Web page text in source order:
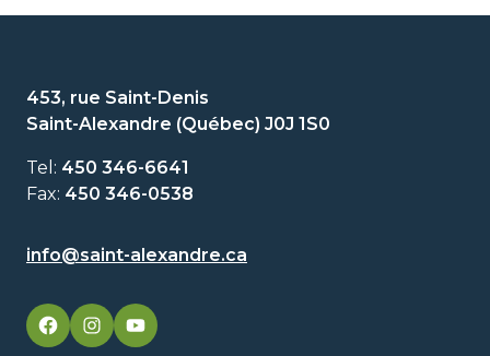
453, rue Saint-Denis
Saint-Alexandre (Québec) J0J 1S0
Tel: 450 346-6641
Fax: 450 346-0538
info@saint-alexandre.ca
facebookgoogleplusgoogleplus